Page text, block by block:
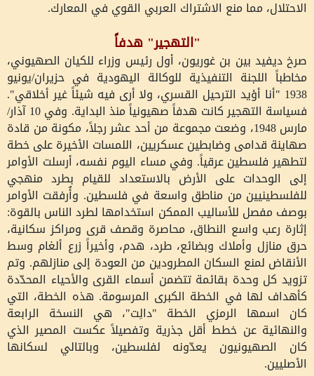
الاحتلال، مما منع الاشتراك العربي القوي في المعارك.
"التهجير" هدفاً
صرخ ديفيد بين بن غوريون، أول رئيس وزراء للكيان الصهيوني،
مخاطباً اللجنة التنفيذية للوكالة اليهودية في حزيران/يونيو
1938 "أنا أؤيد الترحيل القسري، ولا أرى فيه شيئاً غير أخلاقي".
فسياسة التهجير كانت هدفاً صهيونياً منذ البداية. وفي 10 آذار/
مارس 1948، وضعت مجموعة من أحد عشر رجلاً، مكونة من قادة
صهاينة قدامى وضابطين عسكريين، اللمسات الأخيرة على خطة
لتطهير فلسطين عرقياً. وفي مساء اليوم نفسه، أرسلت الأوامر
إلى الوحدات على الأرض بالاستعداد للقيام بطرد منهجي
للفلسطينيين من مناطق واسعة في فلسطين. وأُرفقت الأوامر
بوصف مفصل للأساليب الممكن استخدامها لطرد الناس بالقوة:
إثارة رعب واسع النطاق، محاصرة وقصف قرى ومراكز سكانية،
حرق منازل وأملاك وبضائع، طرد، هدم، وأخيراً زرع ألغام وسط
الأنقاض لمنع السكان المطرودين من العودة إلى منازلهم. وتم
تزويد كل وحدة بقائمة تتضمن أسماء القرى والأحياء المحدّدة
كأهداف لها في الخطة الكبرى المرسومة. هذه الخطة، التي
كان اسمها الرمزي الخطة "دالِت"، هي النسخة الرابعة
والنهائية عن خطط أقل جذرية وتفصيلاً عكست المصير الذي
كان الصهيونيون يعدّونه لفلسطين، وبالتالي لسكانها
الأصليين.